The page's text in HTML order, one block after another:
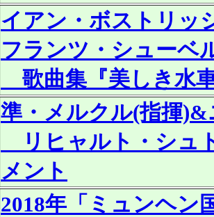
イアン・ボストリッ
フランツ・シューベ
歌曲集『美しき水
準・メルクル(指揮
リヒャルト・シュ
メント
2018年「ミュンヘン